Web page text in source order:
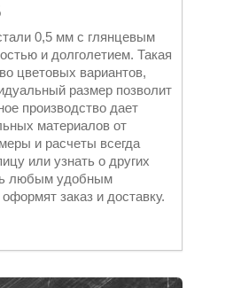
0,5 мм с глянцевым
и долголетием. Такая
цветовых вариантов,
размер позволит
производство дает
материалов от
и расчеты всегда
или узнать о других
любым удобным
заказ и доставку.